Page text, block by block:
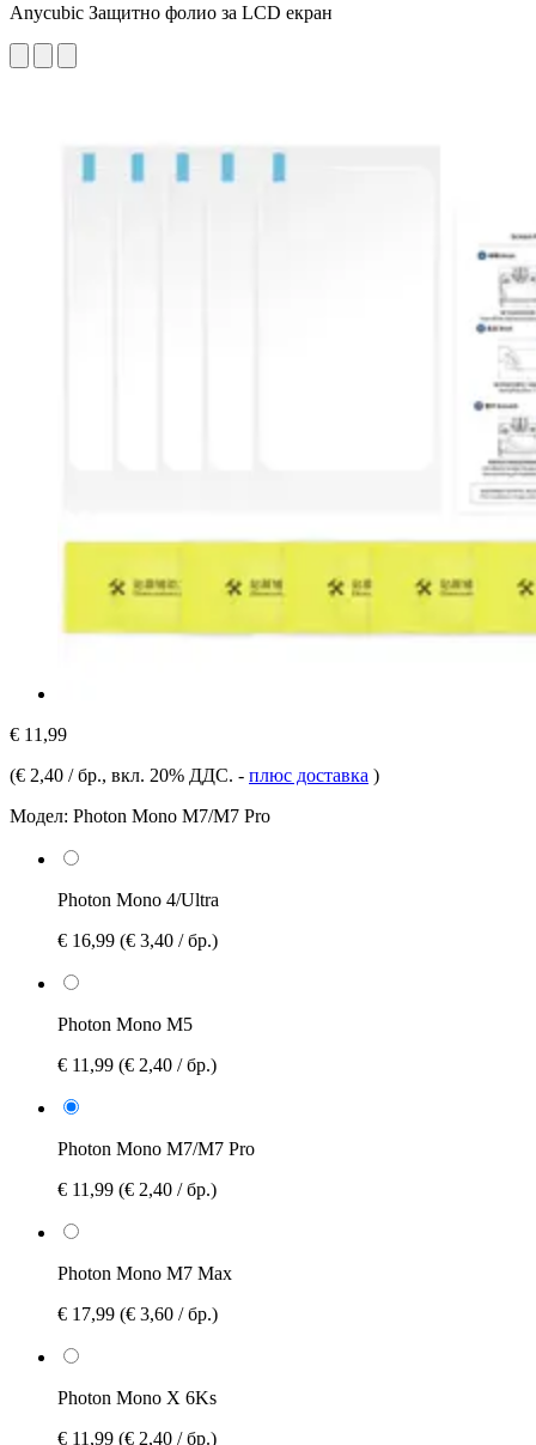
Anycubic Защитно фолио за LCD екран
€ 11,99
(€ 2,40 / бр., вкл. 20% ДДС. - плюс доставка )
Модел: Photon Mono M7/M7 Pro
Photon Mono 4/Ultra
€ 16,99 (€ 3,40 / бр.)
Photon Mono M5
€ 11,99 (€ 2,40 / бр.)
Photon Mono M7/M7 Pro
€ 11,99 (€ 2,40 / бр.)
Photon Mono M7 Max
€ 17,99 (€ 3,60 / бр.)
Photon Mono X 6Ks
€ 11,99 (€ 2,40 / бр.)